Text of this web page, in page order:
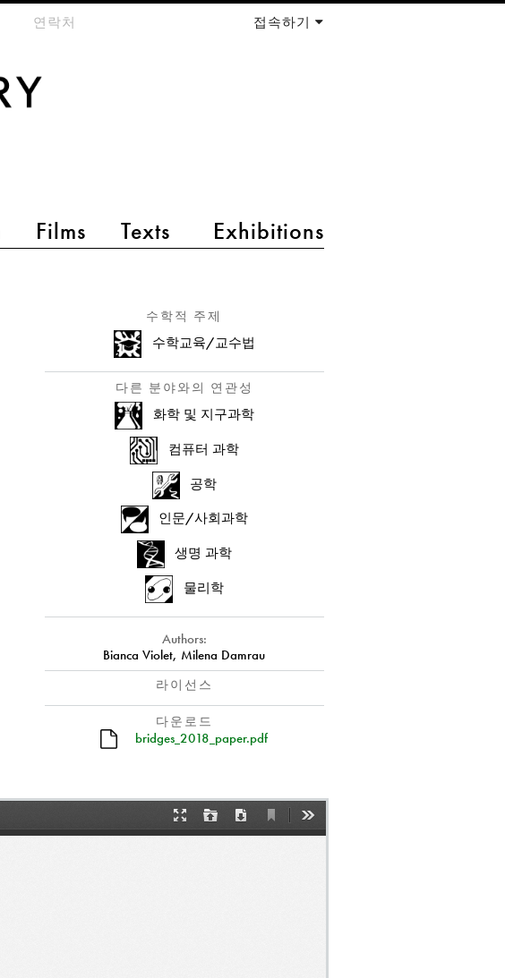
Films Texts Exhibitions
연락처 접속하기
수학적 주제
수학교육/교수법
다른 분야와의 연관성
화학 및 지구과학
컴퓨터 과학
공학
인문/사회과학
생명 과학
물리학
Authors:
Bianca Violet, Milena Damrau
라이선스
다운로드
bridges_2018_paper.pdf